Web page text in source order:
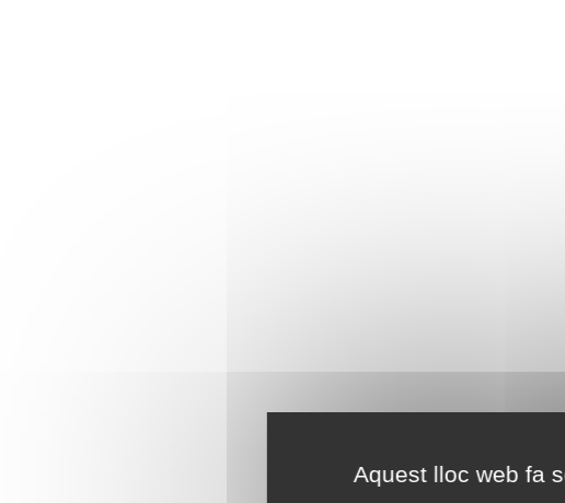
Aquest lloc web fa